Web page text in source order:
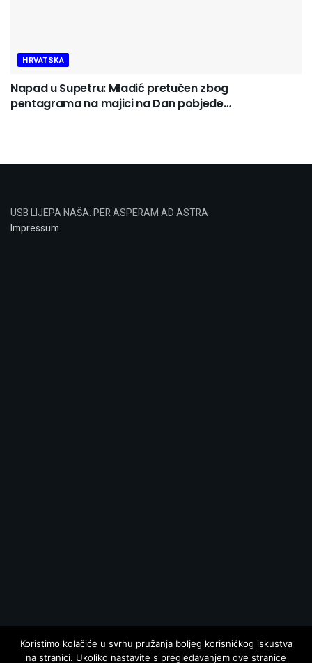
HRVATSKA
Napad u Supetru: Mladić pretučen zbog
pentagrama na majici na Dan pobjede…
USB LIJEPA NAŠA: PER ASPERAM AD ASTRA
Impressum
Koristimo kolačiće u svrhu pružanja boljeg korisničkog iskustva
na stranici. Ukoliko nastavite s pregledavanjem ove stranice